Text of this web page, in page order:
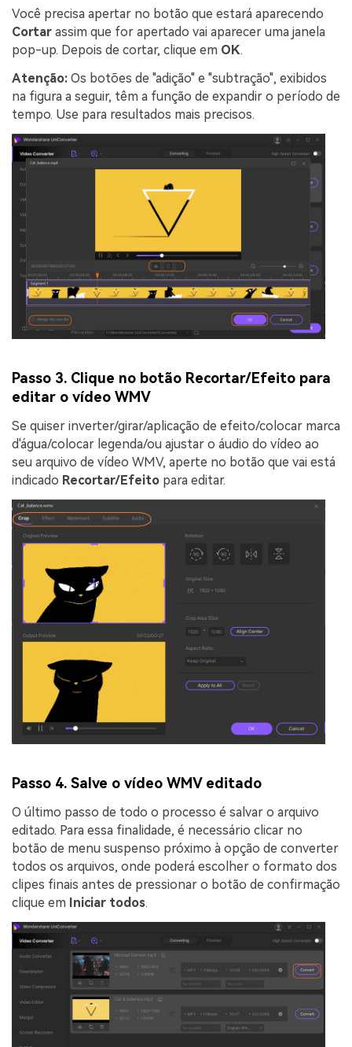
Você precisa apertar no botão que estará aparecendo
Cortar assim que for apertado vai aparecer uma janela
pop-up. Depois de cortar, clique em OK.
Atenção: Os botões de "adição" e "subtração", exibidos
na figura a seguir, têm a função de expandir o período de
tempo. Use para resultados mais precisos.
Passo 3. Clique no botão Recortar/Efeito para
editar o vídeo WMV
Se quiser inverter/girar/aplicação de efeito/colocar marca
d'água/colocar legenda/ou ajustar o áudio do vídeo ao
seu arquivo de vídeo WMV, aperte no botão que vai está
indicado Recortar/Efeito para editar.
Passo 4. Salve o vídeo WMV editado
O último passo de todo o processo é salvar o arquivo
editado. Para essa finalidade, é necessário clicar no
botão de menu suspenso próximo à opção de converter
todos os arquivos, onde poderá escolher o formato dos
clipes finais antes de pressionar o botão de confirmação
clique em Iniciar todos.